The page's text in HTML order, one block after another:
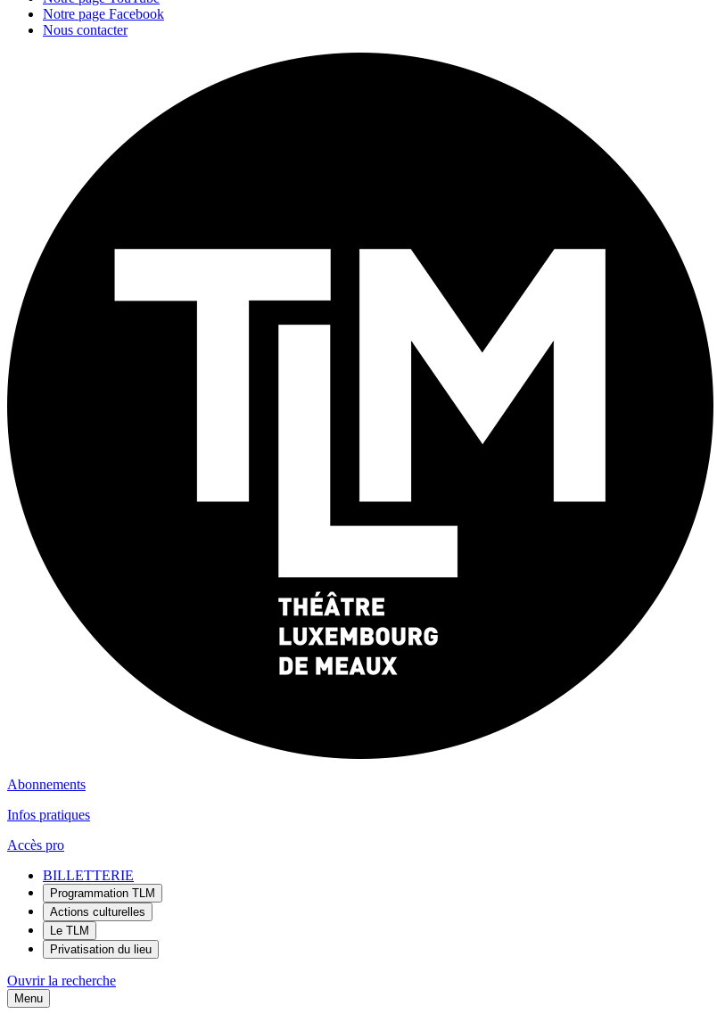
Notre page Facebook
Nous contacter
Abonnements
Infos pratiques
Accès pro
BILLETTERIE
Programmation TLM
Actions culturelles
Le TLM
Privatisation du lieu
Ouvrir la recherche
Menu